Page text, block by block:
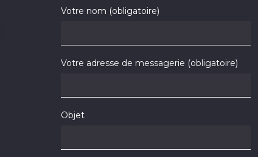
Votre nom (obligatoire)
Votre adresse de messagerie (obligatoire)
Objet